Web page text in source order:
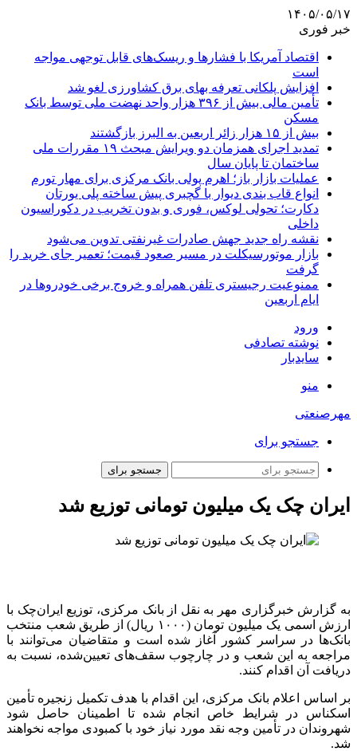
۱۴۰۵/۰۵/۱۷
خبر فوری
اقتصاد آمریکا با فشارها و ریسک‌های قابل توجهی مواجه
است
افزایش پلکانی تعرفه بهای برق کشاورزی لغو شد
تأمین مالی بیش از ۳۹۶ هزار واحد نهضت ملی توسط بانک
مسکن
بیش از ۱۵ هزار زائر اربعین به البرز بازگشتند
تمدید اجرای همزمان دو ویرایش مبحث ۱۹ مقررات ملی
ساختمان تا پایان سال
عملیات بازار باز؛ اهرم پولی بانک مرکزی برای مهار تورم
انواع قاب بندی دیوار با گچبری پیش ساخته پلی یورتان
دکارت؛ تحولی لوکس، فوری و بدون تخریب در دکوراسیون
داخلی
نقشه راه جدید جهش صادرات غیرنفتی تدوین می‌شود
بازار موتورسیکلت در مسیر صعود قیمت؛ تعمیر جای خرید را
گرفت
ممنوعیت رجیستری تلفن همراه و خروج برخی خودروها در
ایام اربعین
ورود
نوشته تصادفی
سایدبار
منو
مهرصنعتی
جستجو برای
جستجو برای
ایران چک یک میلیون تومانی توزیع شد
به گزارش خبرگزاری مهر به نقل از بانک مرکزی، توزیع ایران‌چک با
ارزش اسمی یک میلیون تومان (۱۰۰۰ ریال) از طریق شعب منتخب
بانک‌ها در سراسر کشور آغاز شده است و متقاضیان می‌توانند با
مراجعه به این شعب و در چارچوب سقف‌های تعیین‌شده، نسبت به
دریافت آن اقدام کنند.
بر اساس اعلام بانک مرکزی، این اقدام با هدف تکمیل زنجیره تأمین
اسکناس در شرایط خاص انجام شده تا اطمینان حاصل شود
شهروندان در تأمین وجه نقد مورد نیاز خود با کمبودی مواجه نخواهند
شد.